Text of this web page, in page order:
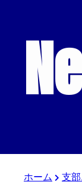
ホーム 支